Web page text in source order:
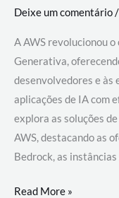
Deixe um comentário/
A AWS revolucionou
Generativa,
desenvolvedores e às
aplicações de IA com
explora as soluções
AWS, destacando as
Bedrock, as
Utilizando
Read More »